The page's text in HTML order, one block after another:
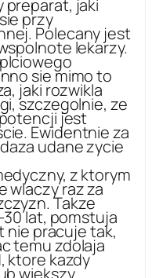
jaki
przy
Polecany jest
lekarzy.
sie mimo to
jaki rozwikla
szczegolnie, ze
jest
Ewidentnie za
udane zycie
z ktorym
wlaczy raz za
Takze
lat, pomstuja
nie pracuje tak,
temu zdolaja
ktore kazdy
wiekszy